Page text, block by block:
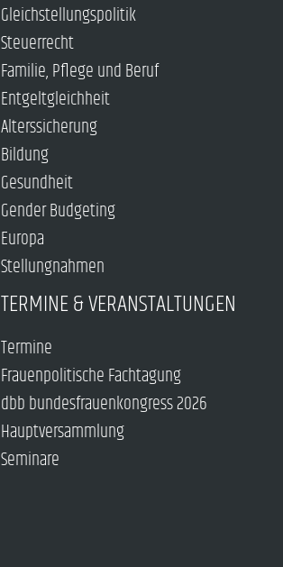
Gleichstellungspolitik
Steuerrecht
Familie, Pflege und Beruf
Entgeltgleichheit
Alterssicherung
Bildung
Gesundheit
Gender Budgeting
Europa
Stellungnahmen
TERMINE & VERANSTALTUNGEN
Termine
Frauenpolitische Fachtagung
dbb bundesfrauenkongress 2026
Hauptversammlung
Seminare